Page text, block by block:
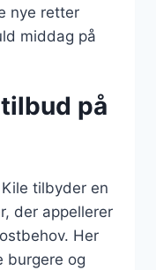
nye retter
middag på
på
tilbyder en
der appellerer
Her
burgere og